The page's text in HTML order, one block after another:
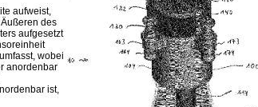
aufweist,
des
aufgesetzt
wobei
anordenbar
ist,